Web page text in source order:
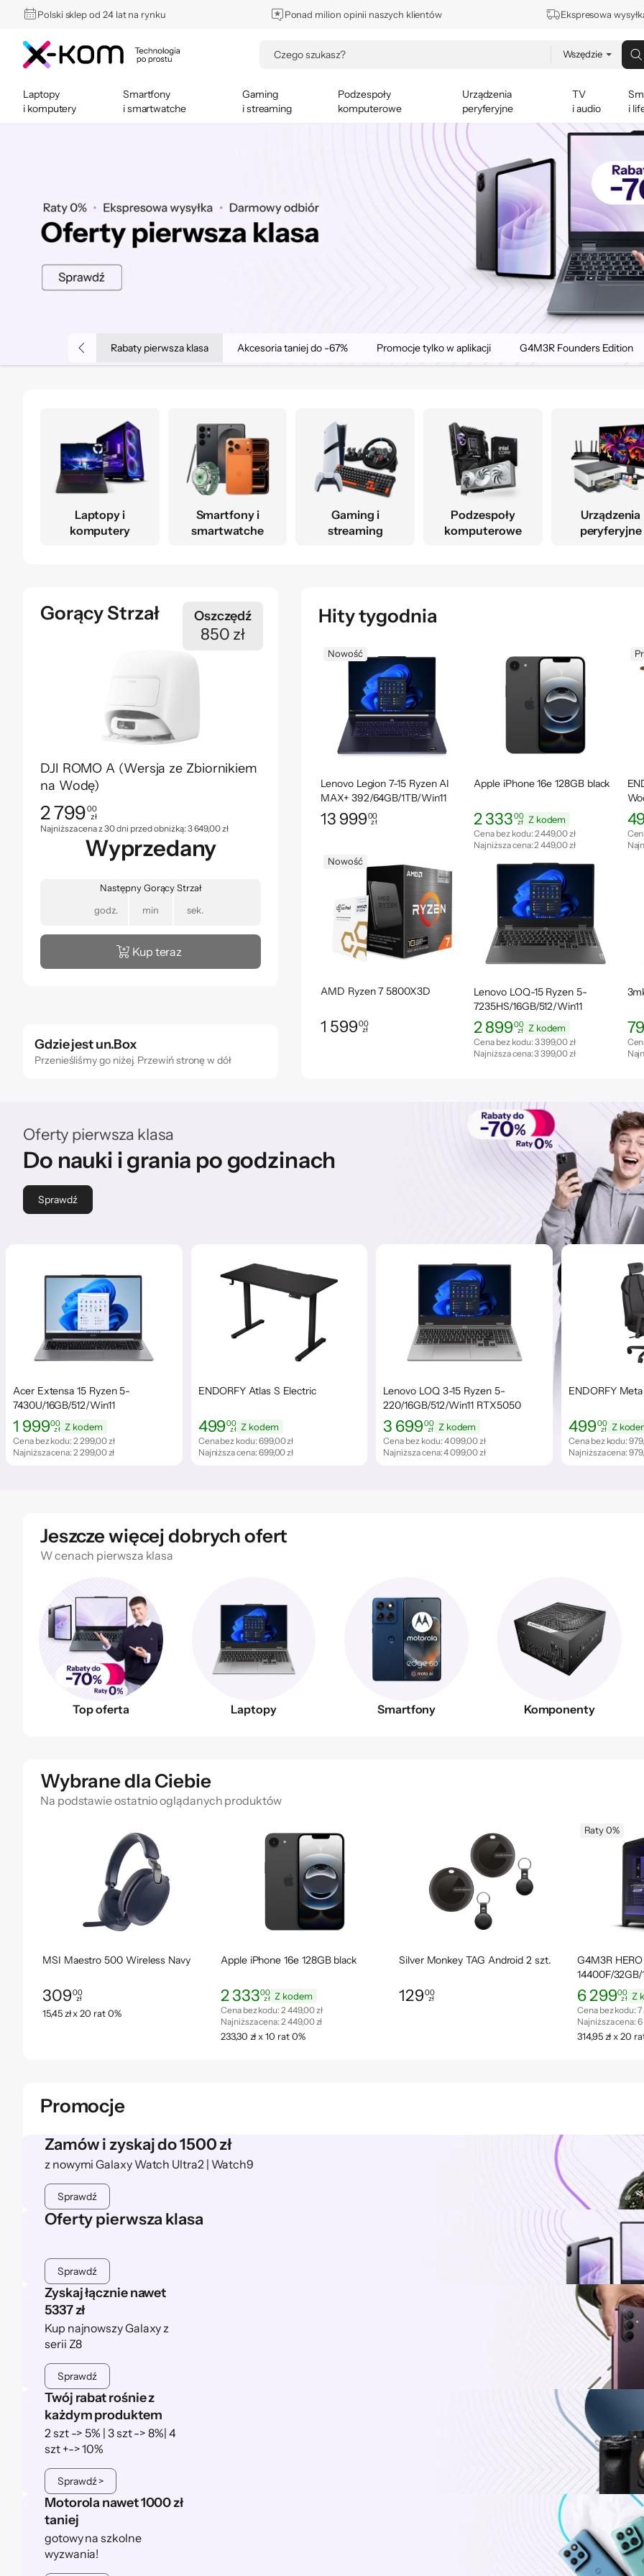
Polski sklep od 24 lat na rynku Ponad milion opinii naszych klientów Ekspresowa
Wszędzie
Laptopy
i komputery
Smartfony
i smartwatche
Gaming
i streaming
Podzespoły
komputerowe
Urządzenia
peryferyjne
TV
i audio
i
Rabaty pierwsza klasa Akcesoria taniej do -67% Promocje tylko w aplikacji G4M3R Founders Edition
Laptopy i
komputery
Smartfony i
smartwatche
Gaming i
streaming
Podzespoły
komputerowe
Urządzenia
peryferyjne
Gorący Strzał Oszczędź
850 zł
DJI ROMO A (Wersja ze Zbiornikiem
na Wodę)
Cena: 2 799,00 zł
Najniższa cena z ostatnich 30 dni: 3 649,00 zł
2 79900
zł
Najniższa cena z 30 dni przed obniżką:3 649,00 zł
Wyprzedany
Następny Gorący Strzał
godz.
min sek.
Kup teraz
Gdzie jest un.Box
Przenieśliśmy go niżej. Przewiń stronę w dół
Hity tygodnia
Nowość
Lenovo Legion 7-15 Ryzen AI
MAX+ 392/64GB/1TB/Win11
8060S
Cena: 13 999,00 zł
13 99900
zł
Nowość
AMD Ryzen 7 5800X3D
Cena: 1 599,00 zł
1 59900
zł
Apple iPhone 16e 128GB black
Cena: 2 333,00 zł
2 33300
zł Z kodem
Cena bez kodu: 2 449,00 zł
Najniższa cena:2 449,00 zł
Lenovo LOQ-15 Ryzen 5-
7235HS/16GB/512/Win11
RTX3050 144Hz
Cena: 2 899,00 zł
2 89900
zł Z kodem
Cena bez kodu: 3 399,00 zł
Najniższa cena:3 399,00 zł
79
Oferty pierwsza klasa
Do nauki i grania po godzinach
Sprawdź
Acer Extensa 15 Ryzen 5-
7430U/16GB/512/Win11
Cena: 1 999,00 zł
1 99900
zł Z kodem
Cena bez kodu: 2 299,00 zł
Najniższa cena: 2 299,00 zł
ENDORFY Atlas S Electric
Cena: 499,00 zł
49900
zł Z kodem
Cena bez kodu: 699,00 zł
Najniższa cena: 699,00 zł
Lenovo LOQ 3-15 Ryzen 5-
220/16GB/512/Win11 RTX5050
144Hz
Cena: 3 699,00 zł
3 69900
zł Z kodem
Cena bez kodu: 4 099,00 zł
Najniższa cena:4 099,00 zł
ENDORFY Meta
Cena: 499,00 zł
49900
zł Z
Cena bez kodu:
Najniższa cena:
Jeszcze więcej dobrych ofert
W cenach pierwsza klasa
Top oferta Laptopy Smartfony Komponenty
Wybrane dla Ciebie
Na podstawie ostatnio oglądanych produktów
MSI Maestro 500 Wireless Navy
Cena: 309,00 zł
30900
zł
15,45 zł x 20 rat 0%
Apple iPhone 16e 128GB black
Cena: 2 333,00 zł
2 33300
zł Z kodem
Cena bez kodu: 2 449,00 zł
Najniższa cena: 2 449,00 zł
233,30 zł x 10 rat 0%
Silver Monkey TAG Android 2 szt.
Cena: 129,00 zł
12900
zł
Raty 0%
G4M3R
14400F/
Cena: 6
6 29900
zł Z
Cena bez kodu: 7
Najniższa cena: 6
314,95 zł x 20
Promocje
Zamów i zyskaj do 1500 zł
z nowymi Galaxy Watch Ultra2 | Watch9
Sprawdź
Oferty pierwsza klasa
Sprawdź
Zyskaj łącznie nawet
5337 zł
Kup najnowszy Galaxy z
serii Z8
Sprawdź
Twój rabat rośnie z
każdym produktem
2 szt -> 5% | 3 szt -> 8%| 4
szt +-> 10%
Sprawdź >
Motorola nawet 1000 zł
taniej
gotowy na szkolne
wyzwania!